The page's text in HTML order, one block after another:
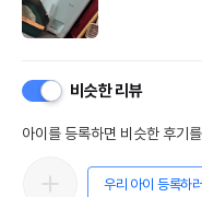
비슷한 리뷰
아이를 등록하면 비슷한 후기
우리 아이 등록하